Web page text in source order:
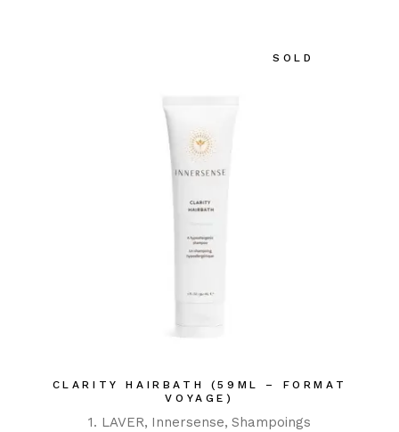
SOLD
CLARITY HAIRBATH (59ML – FORMAT
VOYAGE)
1. LAVER Innersense Shampoings